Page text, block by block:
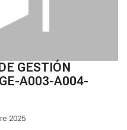
GESTIÓN
A003-A004-
2025